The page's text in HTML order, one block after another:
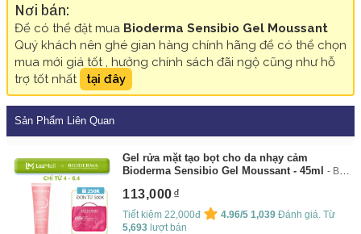
Nơi bán:
Để có thể đặt mua Bioderma Sensibio Gel Moussant
Quý khách nên ghé gian hàng chính hãng để có thể chọn
mua mới giá tốt , hưởng chính sách đãi ngộ cũng như hỗ
trợ tốt nhất
tại đây
Sản Phẩm Liên Quan
Gel rửa mặt tạo bọt cho da nhạy cảm
Bioderma Sensibio Gel Moussant - 45ml
By:
113,000
Tiết kiệm 22,000đ 4.96/5 1,039 Đánh giá. Từ
5,693 lượt bán